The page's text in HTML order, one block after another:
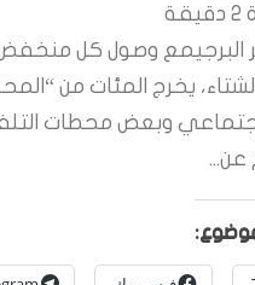
2 دقيقة
البرجيمع وصول كل
يخرج المئات من
وبعض محطات
عن...